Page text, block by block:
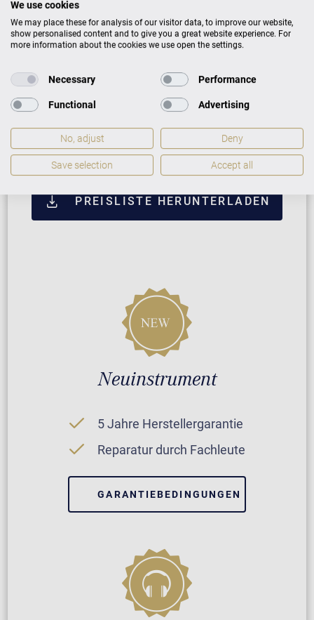
Weiß mit Messing 37.900 €
Nussbaum mit Messing 41.900 €
Mahagoni mit Messing 41.900 €
TRADITION T 186
PREISLISTE HERUNTERLADEN
Neuinstrument
5 Jahre Herstellergarantie
Reparatur durch Fachleute
GARANTIEBEDINGUNGEN
We use cookies
We may place these for analysis of our visitor data, to improve our website,
show personalised content and to give you a great website experience. For
more information about the cookies we use open the settings.
Necessary Performance
Functional Advertising
No, adjust Deny
Save selection Accept all